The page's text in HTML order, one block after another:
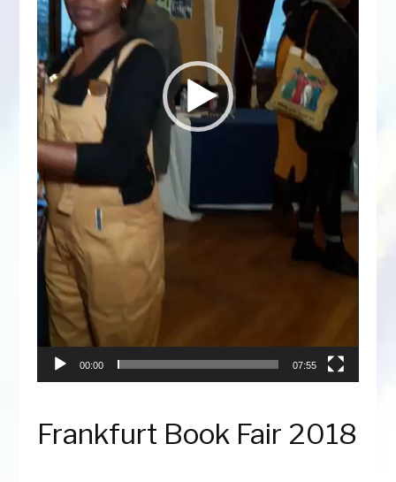
00:00 07:55
Frankfurt Book Fair 2018